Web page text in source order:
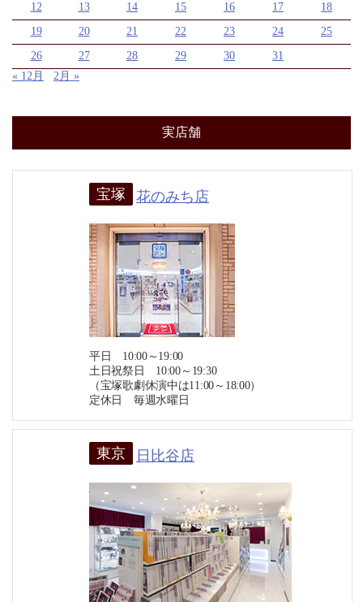
12
13 14 15 16 17
18
19
20 21 22 23 24
25
26
27 28 29 30
31
« 12月
2月 »
実店舗
宝塚 花のみち店
平日 10:00～19:00
土日祝祭日 10:00～19:30
（宝塚歌劇休演中は11:00～18:00）
定休日 毎週水曜日
東京 日比谷店